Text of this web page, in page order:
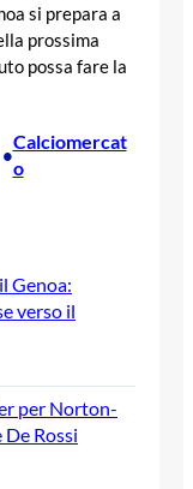
si prepara a
prossima
possa fare la
•
Calciomercat
o
Genoa:
verso il
per Norton-
De Rossi